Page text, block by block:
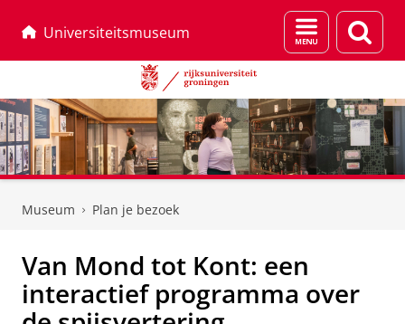
Universiteitsmuseum
Menu
en
Museum Plan je bezoek
Van Mond tot Kont: een
interactief programma over